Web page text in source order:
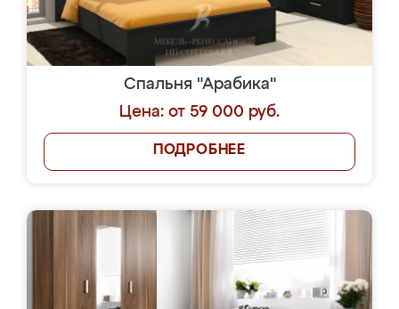
Спальня "Арабика"
Цена: от 59 000 руб.
ПОДРОБНЕЕ